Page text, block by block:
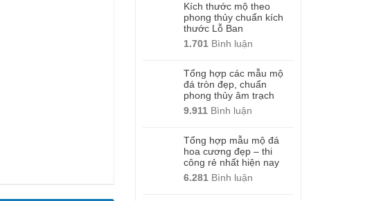
Kích thước mộ theo
phong thủy chuẩn kích
thước Lỗ Ban
1.701 Bình luận
Tổng hợp các mẫu mộ
đá tròn đẹp, chuẩn
phong thủy âm trạch
9.911 Bình luận
Tổng hợp mẫu mộ đá
hoa cương đẹp – thi
công rẻ nhất hiện nay
6.281 Bình luận